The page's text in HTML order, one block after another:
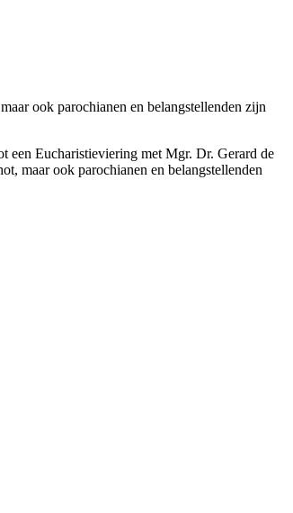
ook parochianen en belangstellenden zijn
een Eucharistieviering met Mgr. Dr. Gerard de
maar ook parochianen en belangstellenden